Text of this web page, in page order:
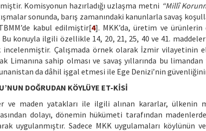
Komisyonun hazırladığı uzlaşma metni “Millî
sonunda, barış zamanındaki kanunlarla savaş
kabul edilmiştir[4]. MKK’da, üretim ve ürünlerin
konuyla ilgili özellikle 14, 20, 21, 25, 40 ve 41.
incelenmiştir. Çalışmada örnek olarak İzmir vilayetinin
Limanına sahip olması ve savaş yıllarında bu
da dâhil işgal etmesi ile Ege Denizi’nin
DOĞRUDAN KÖYLÜYE ET-KİSİ
ve maden yatakları ile ilgili alınan kararlar, ülkenin
dolayı, dönemin hükümeti tarafından
uygulanmıştır. Sadece MKK uygulamaları köylünün